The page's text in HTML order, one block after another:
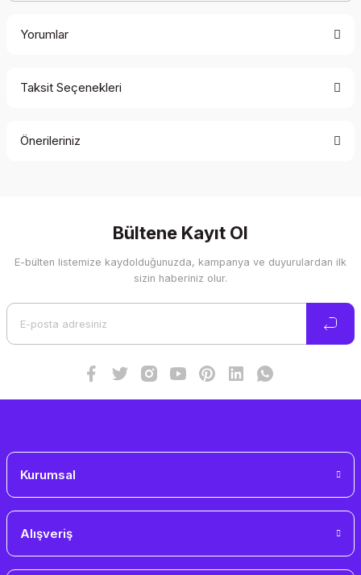
Yorumlar
Taksit Seçenekleri
Önerileriniz
Görüş ve önerileriniz için teşekkür ederiz.
Ürün resmi kalitesiz, bozuk veya görüntülenemiyor.
Bültene Kayıt Ol
E-bülten listemize kaydolduğunuzda, kampanya ve duyurulardan ilk
sizin haberiniz olur.
Kurumsal
Alışveriş